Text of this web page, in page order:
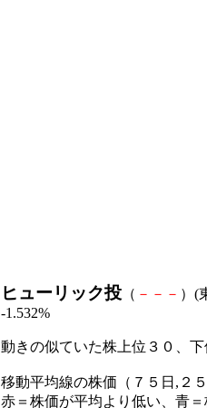
ヒューリック投 （ － － － ）(
-1.532%
動きの似ていた株上位３０、下
移動平均線の株価（７５日,２
赤＝株価が平均より低い、青